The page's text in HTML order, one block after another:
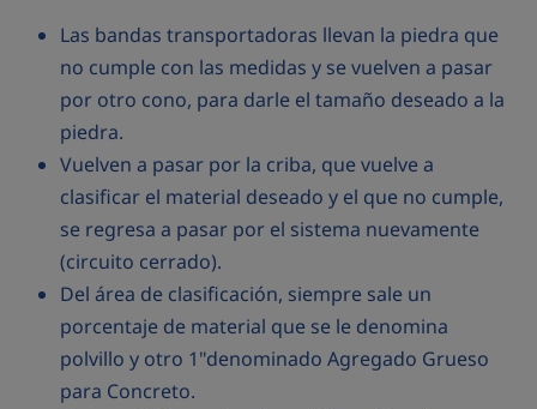
Las bandas transportadoras llevan la piedra que
no cumple con las medidas y se vuelven a pasar
por otro cono, para darle el tamaño deseado a la
piedra.
Vuelven a pasar por la criba, que vuelve a
clasificar el material deseado y el que no cumple,
se regresa a pasar por el sistema nuevamente
(circuito cerrado).
Del área de clasificación, siempre sale un
porcentaje de material que se le denomina
polvillo y otro 1"denominado Agregado Grueso
para Concreto.